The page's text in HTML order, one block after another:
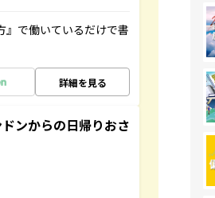
』で働いているだけで書
詳細を見る
ンからの日帰りおさ